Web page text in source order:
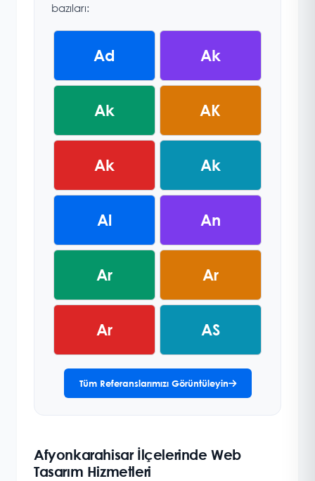
bazıları:
Ad Ak
Ak AK
Ak Ak
Al An
Ar Ar
Ar AS
Tüm Referanslarımızı Görüntüleyin
Afyonkarahisar İlçelerinde Web
Tasarım Hizmetleri